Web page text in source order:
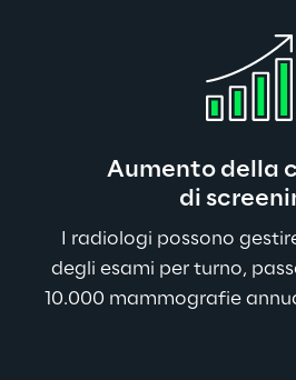
Aumento della
di
I radiologi possono
degli esami per turno,
10.000 mammografie